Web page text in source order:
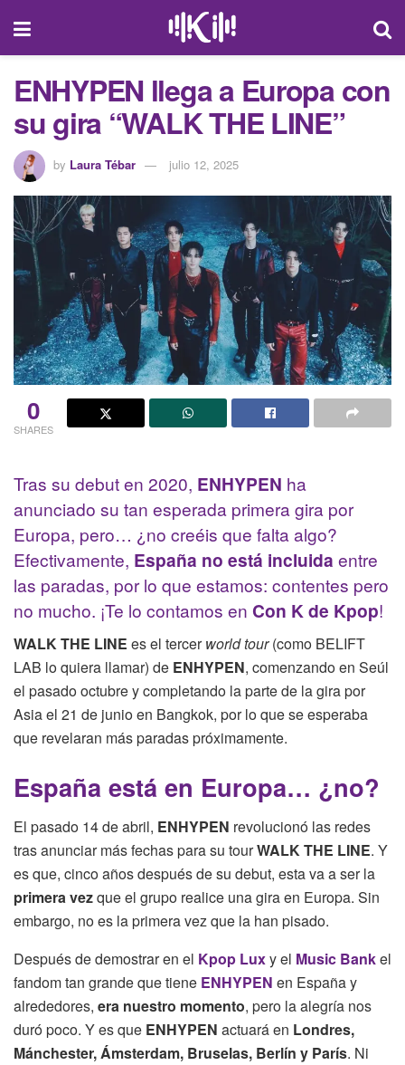
ENHYPEN llega a Europa con
su gira “WALK THE LINE”
by Laura Tébar julio 12, 2025
0
SHARES
Tras su debut en 2020, ENHYPEN ha
anunciado su tan esperada primera gira por
Europa, pero… ¿no creéis que falta algo?
Efectivamente, España no está incluida entre
las paradas, por lo que estamos: contentes pero
no mucho. ¡Te lo contamos en Con K de Kpop!
WALK THE LINE es el tercerworld tour(como BELIFT
LAB lo quiera llamar) de ENHYPEN, comenzando en Seúl
el pasado octubre y completando la parte de la gira por
Asia el 21 de junio en Bangkok, por lo que se esperaba
que revelaran más paradas próximamente.
España está en Europa… ¿no?
El pasado 14 de abril, ENHYPEN revolucionó las redes
tras anunciar más fechas para su tourWALK THE LINE. Y
es que, cinco años después de su debut, esta va a ser la
primera vezque el grupo realice una gira en Europa. Sin
embargo, no es la primera vez que la han pisado.
Después de demostrar en el Kpop Luxy el Music Bankel
fandom tan grande que tiene ENHYPEN en España y
alrededores, era nuestro momento, pero la alegría nos
duró poco. Y es que ENHYPEN actuará en Londres,
Mánchester, Ámsterdam, Bruselas, Berlín y París. Ni